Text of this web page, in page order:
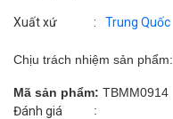
Xuất xứ : Trung Quốc
Chịu trách nhiệm sản
Mã sản phẩm: TBMM0914
Đánh giá
: